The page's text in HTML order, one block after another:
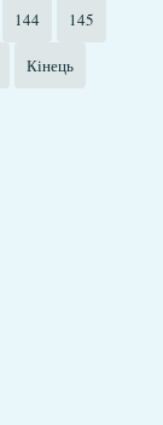
144 145
Кінець